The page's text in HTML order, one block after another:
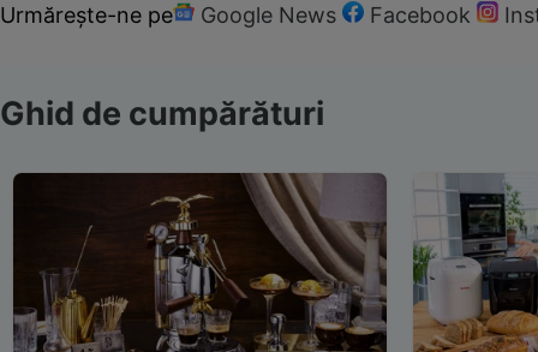
Urmărește-ne pe Google News Facebook
Ghid de cumpărături